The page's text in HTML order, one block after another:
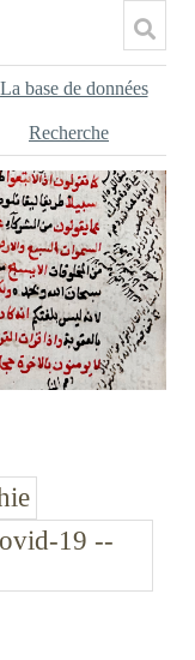
La base de données
Recherche
19 --